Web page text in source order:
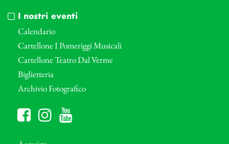
I nostri eventi
Calendario
Cartellone I Pomeriggi Musicali
Cartellone Teatro Dal Verme
Biglietteria
Archivio Fotografico